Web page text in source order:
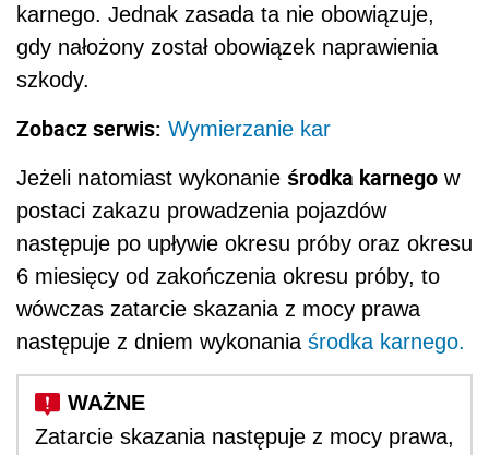
karnego. Jednak zasada ta nie obowiązuje,
gdy nałożony został obowiązek naprawienia
szkody.
Zobacz serwis: Wymierzanie kar
Jeżeli natomiast wykonanie środka karnego w
postaci zakazu prowadzenia pojazdów
następuje po upływie okresu próby oraz okresu
6 miesięcy od zakończenia okresu próby, to
wówczas zatarcie skazania z mocy prawa
następuje z dniem wykonania środka karnego.
Zatarcie skazania następuje z mocy prawa,